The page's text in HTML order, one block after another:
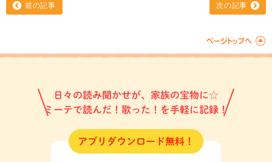
前の記事 次の記事
日々の読み聞かせが、家族の宝物に☆
ミーテで読んだ！歌った！を手軽に記録！
アプリダウンロード無料！